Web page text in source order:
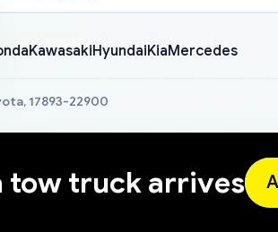
KawasakiHyundaiKiaMercedes
17893-22900
tow truck arrives